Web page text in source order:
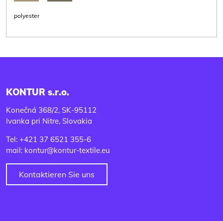
polyester
KONTUR s.r.o.
Konečná 368/2, SK-95112
Ivanka pri Nitre, Slovakia
Tel: +421 37 6521 355-6
mail: kontur@kontur-textile.eu
Kontaktieren Sie uns